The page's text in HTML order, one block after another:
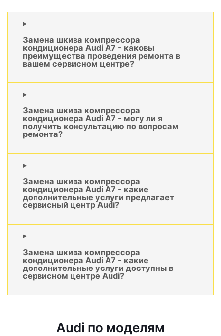
Замена шкива компрессора
кондиционера Audi A7 - каковы
преимущества проведения ремонта в
вашем сервисном центре?
Замена шкива компрессора
кондиционера Audi A7 - могу ли я
получить консультацию по вопросам
ремонта?
Замена шкива компрессора
кондиционера Audi A7 - какие
дополнительные услуги предлагает
сервисный центр Audi?
Замена шкива компрессора
кондиционера Audi A7 - какие
дополнительные услуги доступны в
сервисном центре Audi?
Audi по моделям